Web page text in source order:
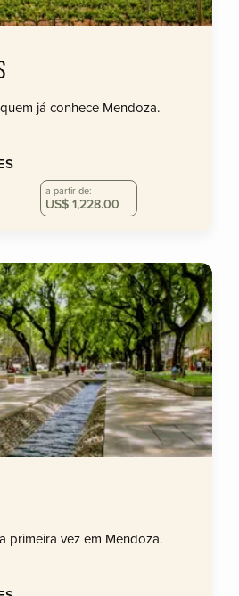
já conhece Mendoza.
a partir de:
US$ 1,228.00
primeira vez em Mendoza.